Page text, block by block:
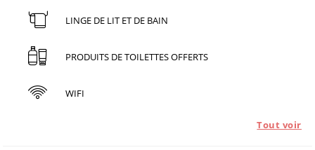
LINGE DE LIT ET DE BAIN
PRODUITS DE TOILETTES OFFERTS
WIFI
Tout voir